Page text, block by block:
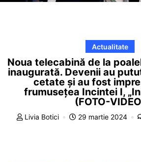
Actualitate
Noua telecabină de la
inaugurată. Devenii au
cetate și au fost
frumusețea Incintei I,
(FOTO-
Livia Botici 29 martie 2024